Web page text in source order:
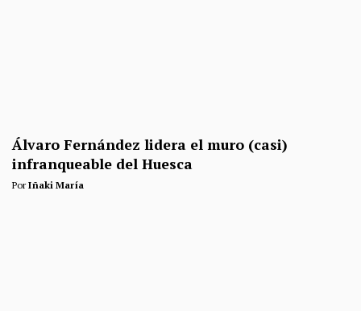
Álvaro Fernández lidera el muro (casi)
infranqueable del Huesca
PorIñaki María